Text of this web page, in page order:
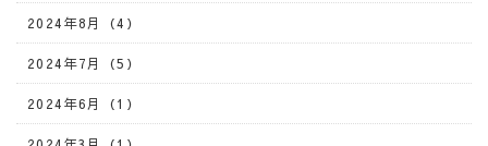
2024年8月（4）
2024年7月（5）
2024年6月（1）